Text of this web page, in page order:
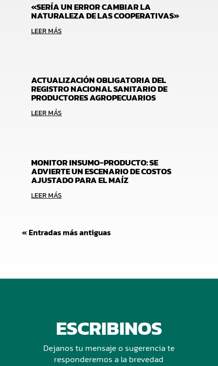
«SERÍA UN ERROR CAMBIAR LA
NATURALEZA DE LAS COOPERATIVAS»
LEER MÁS
ACTUALIZACIÓN OBLIGATORIA DEL
REGISTRO NACIONAL SANITARIO DE
PRODUCTORES AGROPECUARIOS
LEER MÁS
MONITOR INSUMO-PRODUCTO: SE
ADVIERTE UN ESCENARIO DE COSTOS
AJUSTADO PARA EL MAÍZ
LEER MÁS
« Entradas más antiguas
ESCRIBINOS
Dejanos tu mensaje o sugerencia te
responderemos a la brevedad